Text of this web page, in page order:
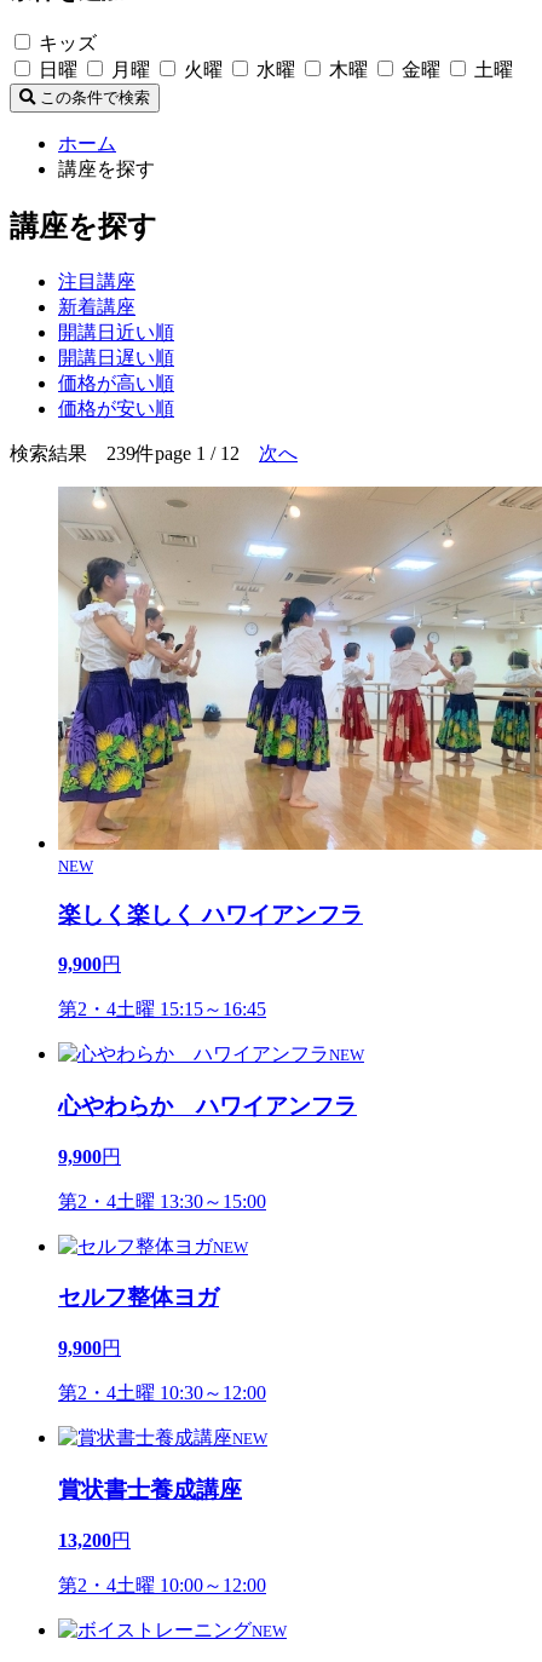
キッズ
日曜
月曜 火曜 水曜 木曜 金曜 土曜
この条件で検索
ホーム
講座を探す
講座を探す
注目講座
新着講座
開講日近い順
開講日遅い順
価格が高い順
価格が安い順
検索結果 239件page 1 / 12 次へ
NEW
楽しく楽しく ハワイアンフラ
9,900円
第2・4土曜 15:15～16:45
NEW
心やわらか ハワイアンフラ
9,900円
第2・4土曜 13:30～15:00
NEW
セルフ整体ヨガ
9,900円
第2・4土曜 10:30～12:00
NEW
賞状書士養成講座
13,200円
第2・4土曜 10:00～12:00
NEW